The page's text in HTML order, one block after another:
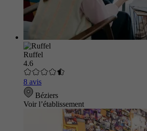
Ruffel
4.6
8 avis
Béziers
Voir l’établissement